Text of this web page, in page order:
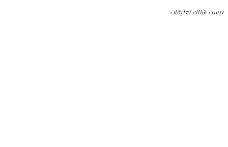
ليست هناك تعليقات